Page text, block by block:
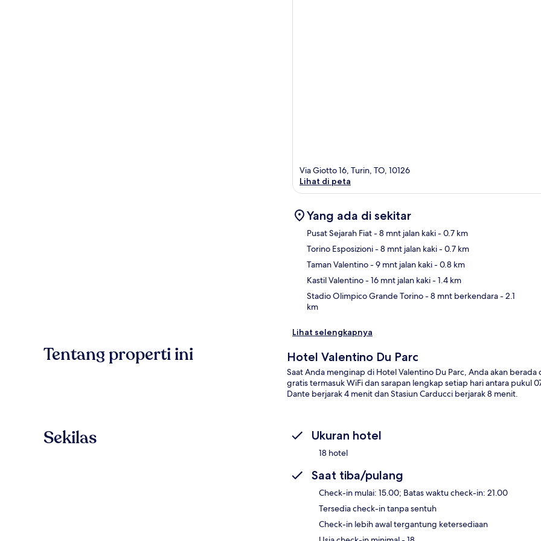
Via Giotto 16, Turin, TO, 10126
Lihat di peta
Yang ada di sekitar
Pusat Sejarah Fiat- 8 mnt jalan kaki- 0.7 km
Torino Esposizioni- 8 mnt jalan kaki- 0.7 km
Taman Valentino- 9 mnt jalan kaki- 0.8 km
Kastil Valentino- 16 mnt jalan kaki- 1.4 km
Stadio Olimpico Grande Torino- 8 mnt berkendara- 2.1
km
Lihat selengkapnya
Tentang properti ini Hotel Valentino Du Parc
Saat Anda menginap di Hotel Valentino Du Parc, Anda akan
gratis termasuk WiFi dan sarapan lengkap setiap hari antara pukul
Dante berjarak 4 menit dan Stasiun Carducci berjarak 8 menit.
Sekilas Ukuran hotel
18 hotel
Saat tiba/pulang
Check-in mulai: 15.00; Batas waktu check-in: 21.00
Tersedia check-in tanpa sentuh
Check-in lebih awal tergantung ketersediaan